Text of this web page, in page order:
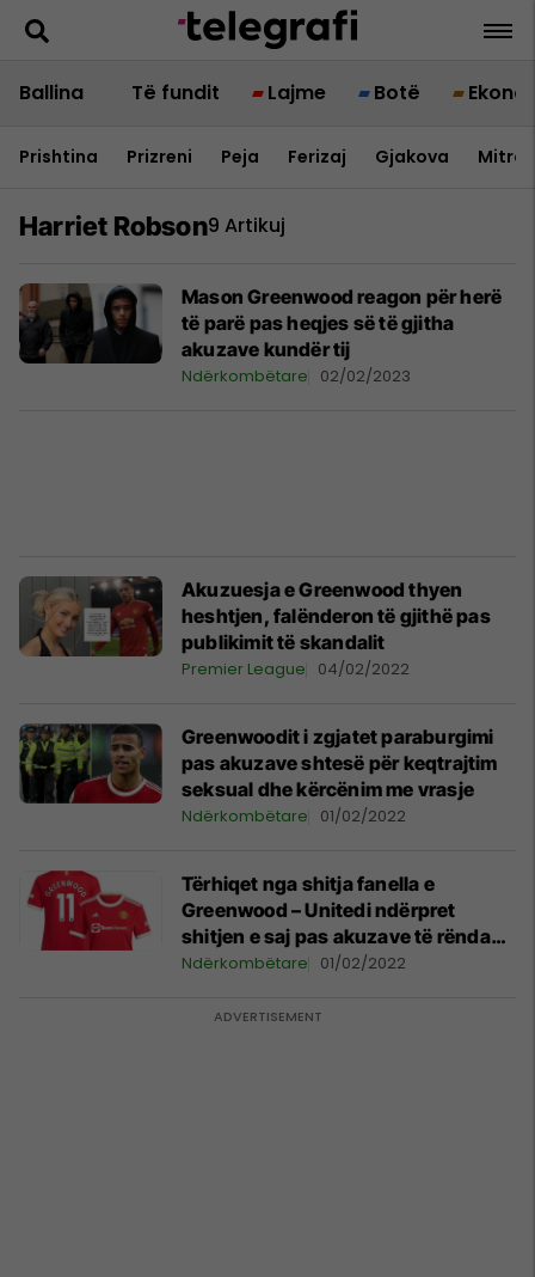
Ballina Të fundit Lajme Botë
Prishtina Prizreni Peja Ferizaj Gjakova
Harriet Robson9 Artikuj
Mason Greenwood reagon për herë
të parë pas heqjes së të gjitha
akuzave kundër tij
Ndërkombëtare 02/02/2023
Akuzuesja e Greenwood thyen
heshtjen, falënderon të gjithë pas
publikimit të skandalit
Premier League 04/02/2022
Greenwoodit i zgjatet paraburgimi
pas akuzave shtesë për keqtrajtim
seksual dhe kërcënim me vrasje
Ndërkombëtare 01/02/2022
Tërhiqet nga shitja fanella e
Greenwood – Unitedi ndërpret
shitjen e saj pas akuzave të rënda
ndaj futbollistit
Ndërkombëtare 01/02/2022